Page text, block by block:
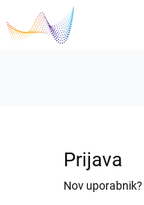
Prijava
Nov uporabnik?